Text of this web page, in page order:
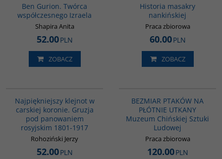
Ben Gurion. Twórca
współczesnego Izraela
Shapira Anita
52.00PLN
ZOBACZ
Historia masakry
nankińskiej
Praca zbiorowa
60.00PLN
ZOBACZ
Najpiękniejszy klejnot w
carskiej koronie. Gruzja
pod panowaniem
rosyjskim 1801-1917
Rohoziński Jerzy
52.00PLN
BEZMIAR PTAKÓW NA
PŁÓTNIE UTKANY
Muzeum Chińskiej Sztuki
Ludowej
Praca zbiorowa
120.00PLN